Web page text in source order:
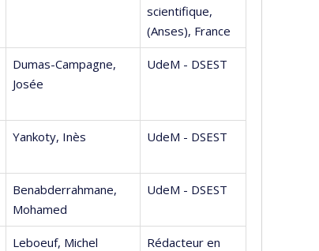
scientifique,
(Anses), France
Dumas-Campagne,
Josée
UdeM - DSEST
Yankoty, Inès UdeM - DSEST
Benabderrahmane,
Mohamed
UdeM - DSEST
Leboeuf, Michel
Rédacteur en